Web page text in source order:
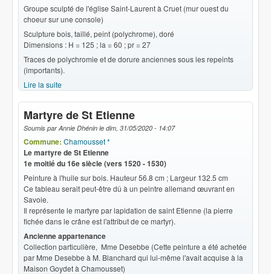
Groupe sculpté de l'église Saint-Laurent à Cruet (mur ouest du
choeur sur une console)
Sculpture bois, taillé, peint (polychrome), doré
Dimensions : H = 125 ; la = 60 ; pr = 27
Traces de polychromie et de dorure anciennes sous les repeints
(importants).
Lire la suite
Martyre de St Etienne
Soumis parAnnie Dhénin le dim, 31/05/2020 - 14:07
Commune: Chamousset *
Le martyre de St Etienne
1e moitié du 16e siècle (vers 1520 - 1530)
Peinture à l'huile sur bois. Hauteur 56.8 cm ; Largeur 132.5 cm
Ce tableau serait peut-être dû à un peintre allemand œuvrant en
Savoie.
Il représente le martyre par lapidation de saint Etienne (la pierre
fichée dans le crâne est l'attribut de ce martyr).
Ancienne appartenance
Collection particulière, Mme Desebbe (Cette peinture a été achetée
par Mme Desebbe à M. Blanchard qui lui-même l'avait acquise à la
Maison Goydet à Chamousset)